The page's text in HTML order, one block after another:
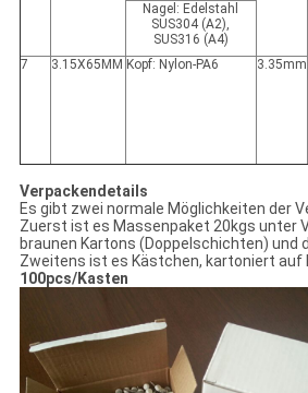
Nagel: Edelstahl
SUS304 (A2),
SUS316 (A4)
7 3.15X65MM Kopf: Nylon-PA6 3.35mm
Verpackendetails
Es gibt zwei normale Möglichkeiten der
Zuerst ist es Massenpaket 20kgs unter
braunen Kartons (Doppelschichten) und
Zweitens ist es Kästchen, kartoniert auf
100pcs/Kasten